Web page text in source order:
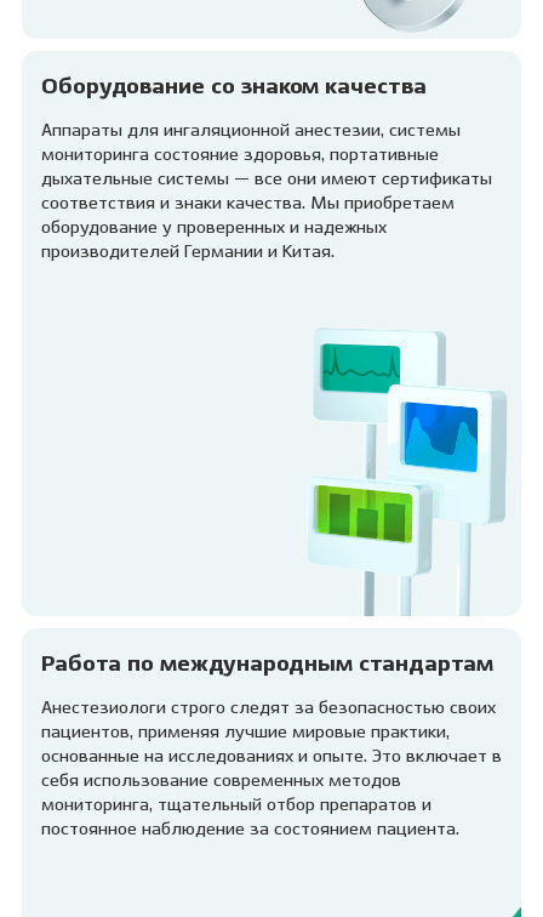
Оборудование со знаком качества
Аппараты для ингаляционной анестезии, системы
мониторинга состояние здоровья, портативные
дыхательные системы — все они имеют сертификаты
соответствия и знаки качества. Мы приобретаем
оборудование у проверенных и надежных
производителей Германии и Китая.
Работа по международным стандартам
Анестезиологи строго следят за безопасностью своих
пациентов, применяя лучшие мировые практики,
основанные на исследованиях и опыте. Это включает в
себя использование современных методов
мониторинга, тщательный отбор препаратов и
постоянное наблюдение за состоянием пациента.